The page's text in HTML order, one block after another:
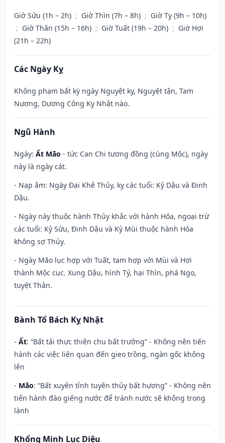
Giờ Sửu (1h – 2h) ; Giờ Thìn (7h – 8h) ; Giờ Tỵ (9h – 10h)
; Giờ Thân (15h – 16h) ; Giờ Tuất (19h – 20h) ; Giờ Hợi
(21h – 22h)
Các Ngày Kỵ
Không phạm bất kỳ ngày Nguyệt kỵ, Nguyệt tận, Tam
Nương, Dương Công Kỵ Nhật nào.
Ngũ Hành
Ngày: Ất Mão - tức Can Chi tương đồng (cùng Mộc), ngày
này là ngày cát.
- Nạp âm: Ngày Đại Khê Thủy, kỵ các tuổi: Kỷ Dậu và Đinh
Dậu.
- Ngày này thuộc hành Thủy khắc với hành Hỏa, ngoại trừ
các tuổi: Kỷ Sửu, Đinh Dậu và Kỷ Mùi thuộc hành Hỏa
không sợ Thủy.
- Ngày Mão lục hợp với Tuất, tam hợp với Mùi và Hợi
thành Mộc cục. Xung Dậu, hình Tý, hại Thìn, phá Ngọ,
tuyệt Thân.
Bành Tổ Bách Kỵ Nhật
- Ất: “Bất tải thực thiên chu bất trưởng” - Không nên tiến
hành các việc liên quan đến gieo trồng, ngàn gốc không
lên
- Mão: “Bất xuyên tỉnh tuyền thủy bất hương” - Không nên
tiến hành đào giếng nước để tránh nước sẽ không trong
lành
Khổng Minh Lục Diệu